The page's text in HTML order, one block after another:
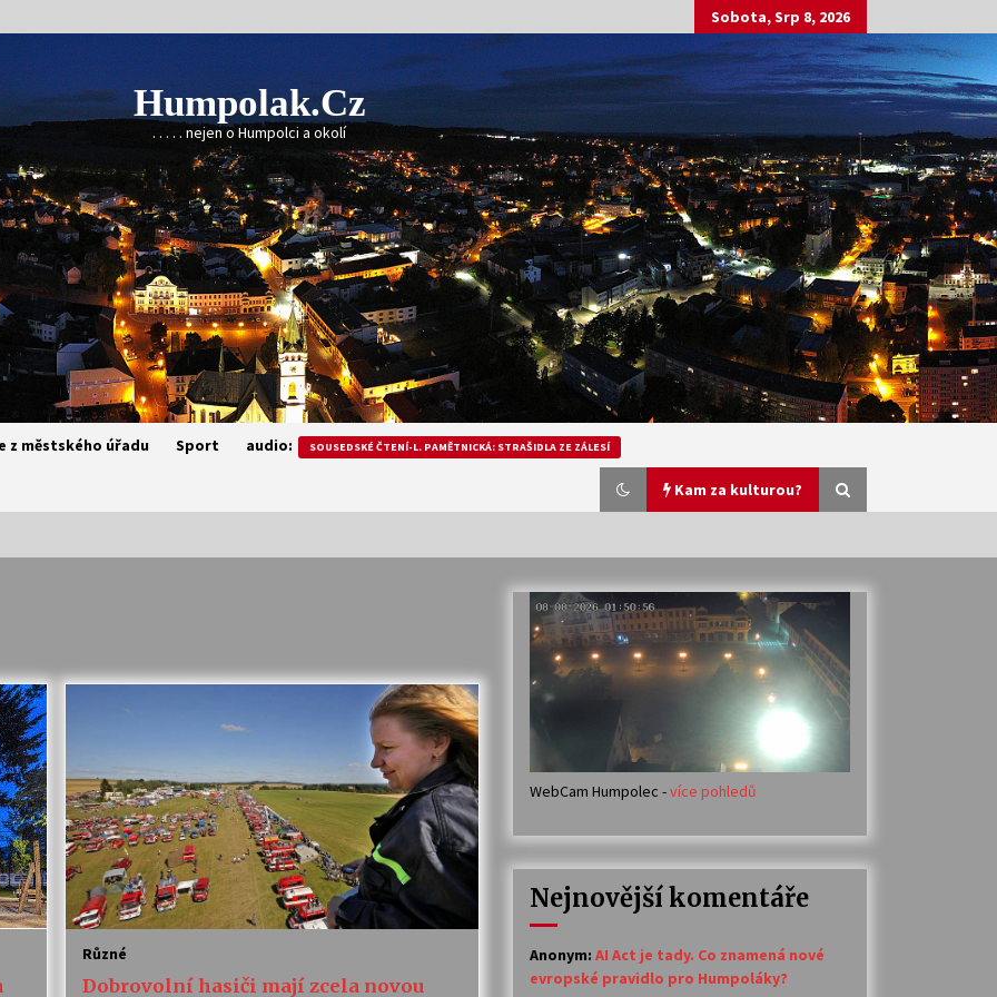
Sobota, Srp 8, 2026
Humpolak.cz
. . . . . nejen o Humpolci a okolí
z městského úřadu Sport audio: SOUSEDSKÉ ČTENÍ-L. PAMĚTNICKÁ: STRAŠIDLA ZE ZÁLESÍ
Kam za kulturou?
Veselí muzikanti
30. 7. 2026
Letní koncerty ve Stromovce:
Kolchoz a Jenakaši
Votavžatský ploty
23. 7. 2026
Vysočinka
17. 7. 2026 14. 7. 2026
Varhanní recitál Michala Novenka v
30. 6. 2026
Různé
Dobrovolní hasiči mají zcela novou
WebCam Humpolec -více pohledů
Nejnovější komentáře
Anonym: AI Act je tady. Co znamená nové
evropské pravidlo pro Humpoláky?